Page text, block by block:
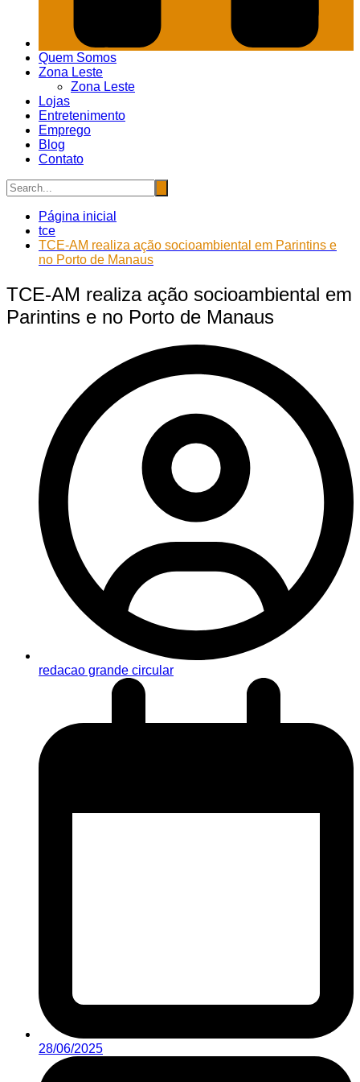
Quem Somos
Zona Leste
Zona Leste
Lojas
Entretenimento
Emprego
Blog
Contato
Página inicial
tce
TCE-AM realiza ação socioambiental em Parintins e
no Porto de Manaus
TCE-AM realiza ação socioambiental em
Parintins e no Porto de Manaus
redacao grande circular
28/06/2025